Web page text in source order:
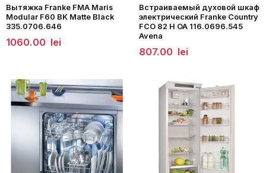
Вытяжка Franke FMA Maris
Modular F60 BK Matte Black
335.0706.646
1060.00 lei
Встраиваемый духовой шкаф
электрический Franke Country
FCO 82 H OA 116.0696.545
Avena
807.00 lei